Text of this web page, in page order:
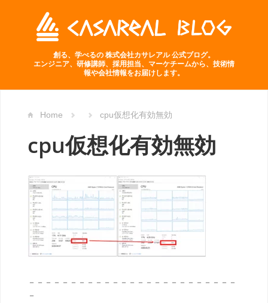
創る、学べるの 株式会社カサレアル 公式ブログ。
エンジニア、研修講師、採用担当、マーケチームから、技術情
報や会社情報をお届けします。
Home cpu仮想化有効無効
cpu仮想化有効無効
－－－－－－－－－－－－－－－－－－－－－－－－－
－